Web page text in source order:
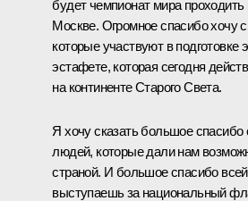
будет чемпионат мира проходить
Москве. Огромное спасибо хочу
которые участвуют в подготовке
эстафете, которая сегодня
на континенте Старого Света.
Я хочу сказать большое спасибо
людей, которые дали нам
страной. И большое спасибо всей
выступаешь за национальный